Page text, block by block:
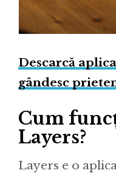
Descarcă
gândesc
Cum
Layers?
Layers e o